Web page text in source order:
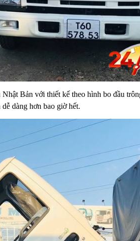
Nhật Bản vớithiết kế theo hìnhbo đầu
dàng hơn bao giờ hết.